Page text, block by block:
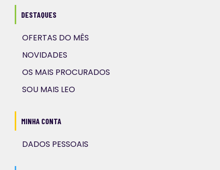
DESTAQUES
OFERTAS DO MÊS
NOVIDADES
OS MAIS PROCURADOS
SOU MAIS LEO
MINHA CONTA
DADOS PESSOAIS